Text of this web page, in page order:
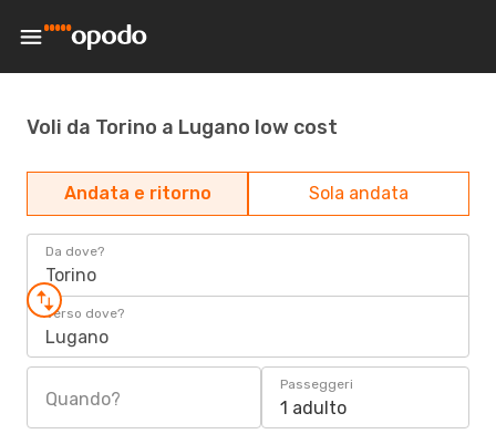
Voli da Torino a Lugano low cost
Andata e ritorno Sola andata
Da dove?
Torino
Verso dove?
Lugano
Quando?
Passeggeri
1 adulto